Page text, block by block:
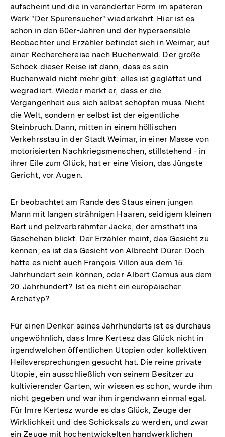
aufscheint und die in veränderter Form im späteren
Werk "Der Spurensucher" wiederkehrt. Hier ist es
schon in den 60er-Jahren und der hypersensible
Beobachter und Erzähler befindet sich in Weimar, auf
einer Recherchereise nach Buchenwald. Der große
Schock dieser Reise ist dann, dass es sein
Buchenwald nicht mehr gibt: alles ist geglättet und
wegradiert. Wieder merkt er, dass er die
Vergangenheit aus sich selbst schöpfen muss. Nicht
die Welt, sondern er selbst ist der eigentliche
Steinbruch. Dann, mitten in einem höllischen
Verkehrsstau in der Stadt Weimar, in einer Masse von
motorisierten Nachkriegsmenschen, stillstehend - in
ihrer Eile zum Glück, hat er eine Vision, das Jüngste
Gericht, vor Augen.
Er beobachtet am Rande des Staus einen jungen
Mann mit langen strähnigen Haaren, seidigem kleinen
Bart und pelzverbrähmter Jacke, der ernsthaft ins
Geschehen blickt. Der Erzähler meint, das Gesicht zu
kennen; es ist das Gesicht von Albrecht Dürer. Doch
hätte es nicht auch François Villon aus dem 15.
Jahrhundert sein können, oder Albert Camus aus dem
20. Jahrhundert? Ist es nicht ein europäischer
Archetyp?
Für einen Denker seines Jahrhunderts ist es durchaus
ungewöhnlich, dass Imre Kertesz das Glück nicht in
irgendwelchen öffentlichen Utopien oder kollektiven
Heilsversprechungen gesucht hat. Die reine private
Utopie, ein ausschließlich von seinem Besitzer zu
kultivierender Garten, wir wissen es schon, wurde ihm
nicht gegeben und war ihm irgendwann einmal egal.
Für Imre Kertesz wurde es das Glück, Zeuge der
Wirklichkeit und des Schicksals zu werden, und zwar
ein Zeuge mit hochentwickelten handwerklichen